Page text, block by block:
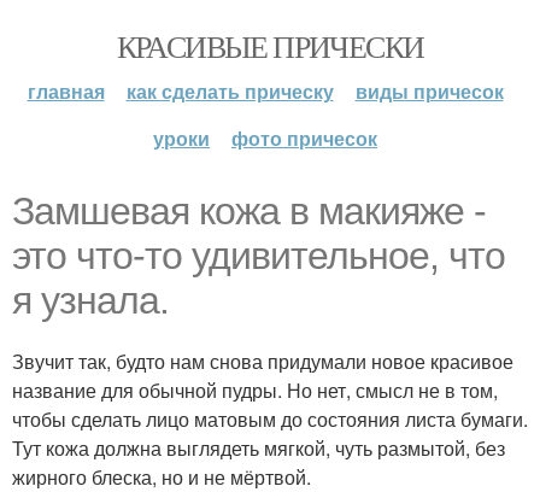
КРАСИВЫЕ ПРИЧЕСКИ
главная как сделать прическу
виды причесок
уроки
фото причесок
Замшевая кожа в макияже -
это что-то удивительное, что
я узнала.
Звучит так, будто нам снова придумали новое красивое
название для обычной пудры. Но нет, смысл не в том,
чтобы сделать лицо матовым до состояния листа бумаги.
Тут кожа должна выглядеть мягкой, чуть размытой, без
жирного блеска, но и не мёртвой.